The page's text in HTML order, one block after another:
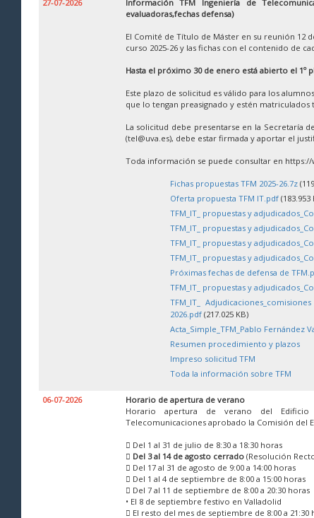
27-07-2026
Información TFM Ingeniería de
evaluadoras,fechas defensa)
El Comité de Título de Máster en su reunión 12
curso 2025-26 y las fichas con el contenido de
Hasta el próximo 30 de enero está abierto el 1º
Este plazo de solicitud es válido para los
que lo tengan preasignado y estén
La solicitud debe presentarse en la Secretaría
(tel@uva.es), debe estar firmada y aportar el
Toda información se puede consultar en
Fichas propuestas TFM 2025-26.7z
Oferta propuesta TFM IT.pdf(183.953
TFM_IT_ propuestas y
TFM_IT_ propuestas y
TFM_IT_ propuestas y
TFM_IT_ propuestas y
Próximas fechas de defensa de
TFM_IT_ propuestas y
TFM_IT_
2026.pdf(217.025 KB)
Acta_Simple_TFM_Pablo Fernández
Resumen procedimiento y plazos
Impreso solicitud TFM
Toda la información sobre TFM
06-07-2026
Horario de apertura de verano
Horario apertura de verano del
Telecomunicaciones aprobado la Comisión del
 Del 1 al 31 de julio de 8:30 a 18:30 horas
 Del 3 al 14 de agosto cerrado(Resolución
 Del 17 al 31 de agosto de 9:00 a 14:00 horas
 Del 1 al 4 de septiembre de 8:00 a 15:00 horas
 Del 7 al 11 de septiembre de 8:00 a 20:30 horas
• El 8 de septiembre festivo en Valladolid
 El resto del mes de septiembre de 8:00 a 21:30